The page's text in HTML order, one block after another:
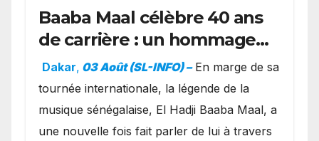
Baaba Maal célèbre 40 ans
de carrière : un hommage
exceptionnel à Oslo en
présence de la famille
royale.
Dakar, 03 Août (SL-INFO) – ​En marge de sa
tournée internationale, la légende de la
musique sénégalaise, El Hadji Baaba Maal, a
une nouvelle fois fait parler de lui à travers